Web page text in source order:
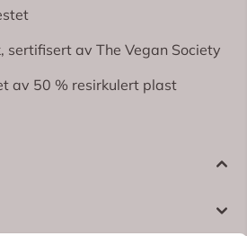
sertifisert av The Vegan Society
av 50 % resirkulert plast